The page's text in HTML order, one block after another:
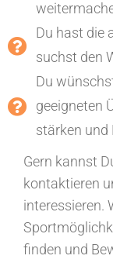
Du hast die
suchst den
Du
geeigneten
stärken und
Gern kannst
kontaktieren
interessieren.
finden und